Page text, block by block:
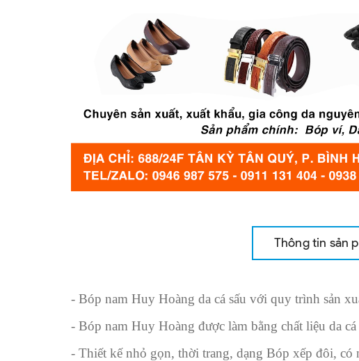
Thông tin sản
- Bóp nam Huy Hoàng da cá sấu với quy trình sản
- Bóp nam Huy Hoàng được làm bằng chất liệu da
- Thiết kế nhỏ gọn, thời trang, dạng Bóp xếp đôi, có